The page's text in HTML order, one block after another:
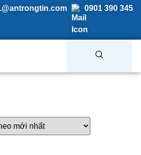
0901 390 345